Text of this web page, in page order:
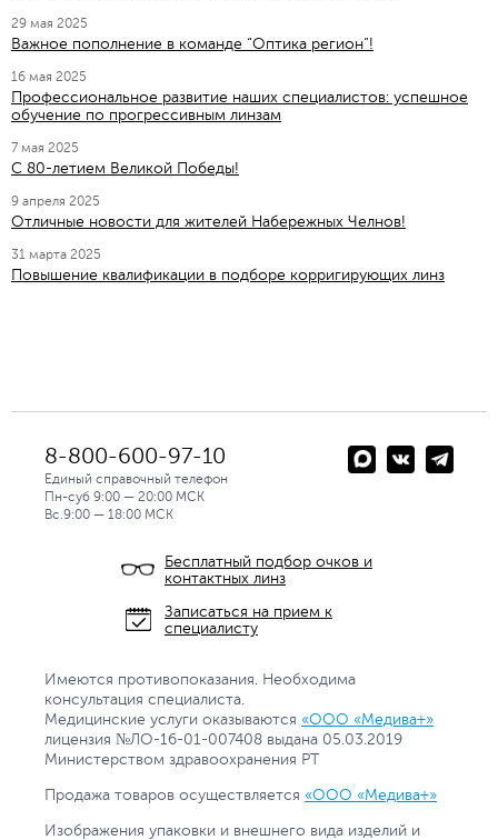
29 мая 2025
Важное пополнение в команде “Оптика регион”!
16 мая 2025
Профессиональное развитие наших специалистов: успешное
обучение по прогрессивным линзам
7 мая 2025
C 80-летием Великой Победы!
9 апреля 2025
Отличные новости для жителей Набережных Челнов!
31 марта 2025
Повышение квалификации в подборе корригирующих линз
8-800-600-97-10
Единый справочный телефон
Пн-суб 9:00 — 20:00 МСК
Вс.9:00 — 18:00 МСК
Бесплатный подбор очков и
контактных линз
Записаться на прием к
специалисту
Имеются противопоказания. Необходима
консультация специалиста.
Медицинские услуги оказываются «ООО «Медива+»
лицензия №ЛО-16-01-007408 выдана 05.03.2019
Министерством здравоохранения РТ
Продажа товаров осуществляется «ООО «Медива+»
Изображения упаковки и внешнего вида изделий и